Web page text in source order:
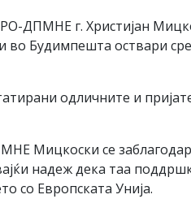
ДПМНЕ г. Христијан
во Будимпешта оствари
одличните и
Мицкоски се
надеж дека таа
со Европската Унија.